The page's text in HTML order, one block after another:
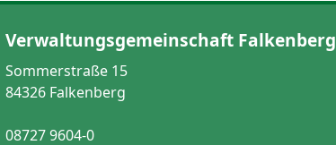
Verwaltungsgemeinschaft Falkenberg
Sommerstraße 15
84326 Falkenberg
08727 9604-0